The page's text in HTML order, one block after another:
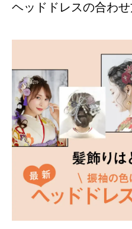
ヘッドドレスの合わ